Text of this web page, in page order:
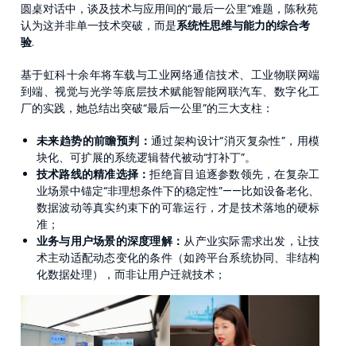
圆桌对话中，谈及技术与应用间的“最后一公里”难题，陈秋苑
认为这并非单一技术突破，而是系统性思维与能力的综合考
验.
基于虹科十余年将车载与工业网络通信技术、工业物联网端
到端、视觉与光学等底层技术赋能智能网联汽车、数字化工
厂的实践，她总结出突破“最后一公里”的三大支柱：
未来趋势的前瞻预判： 通过架构设计“消灭复杂性”，用模
块化、可扩展的系统逻辑替代被动“打补丁”。
技术路线的精准选择：拒绝盲目追逐参数领先，在复杂工
业场景中锚定“非理想条件下的稳定性”——比如设备老化、
数据波动等真实约束下的可靠运行，才是技术落地的硬标
准；
业务与用户场景的深度理解：从产业实际需求出发，让技
术主动适配动态变化的条件（如跨平台系统协同、非结构
化数据处理），而非让用户迁就技术；